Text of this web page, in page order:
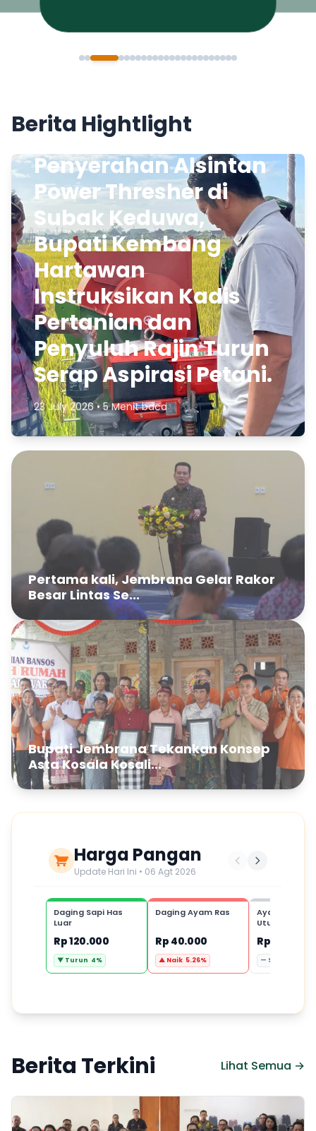
Berita Hightlight
Penyerahan Alsintan
Power Thresher di
Subak Keduwa,
Bupati Kembang
Hartawan
Instruksikan Kadis
Pertanian dan
Penyuluh Rajin Turun
Serap Aspirasi Petani.
23 July 2026 • 5 Menit baca
Pertama kali, Jembrana Gelar Rakor
Besar Lintas Se...
Bupati Jembrana Tekankan Konsep
Asta Kosala Kosali...
Harga Pangan
Update Hari Ini • 06 Agt 2026
Daging Sapi Has
Luar
Rp 120.000
▼ Turun 4%
Daging Ayam Ras
Rp 40.000
▲ Naik 5.26%
Ayam
Utuh,1 ekor
Rp 80.000
— Stabil 0%
Berita Terkini Lihat Semua →